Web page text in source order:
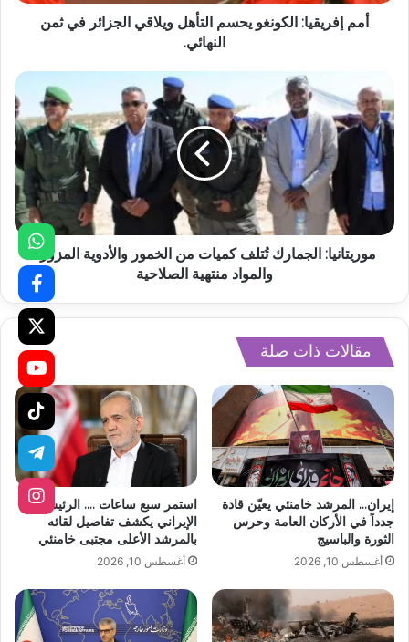
أمم إفريقيا: الكونغو يحسم التأهل ويلاقي الجزائر في ثمن
النهائي.
موريتانيا: الجمارك تُتلف كميات من الخمور والأدوية المزورة
والمواد منتهية الصلاحية
مقالات ذات صلة
إيران… المرشد خامنئي يعيّن قادة
جدداً في الأركان العامة وحرس
الثورة والباسيج
أغسطس 10, 2026
استمر سبع ساعات …. الرئيس
الإيراني يكشف تفاصيل لقائه
بالمرشد الأعلى مجتبى خامنئي
أغسطس 10, 2026